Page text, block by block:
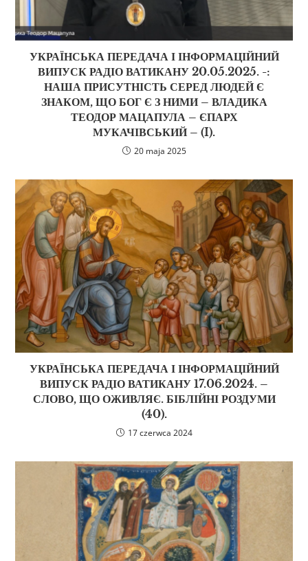
УКРАЇНСЬКА ПЕРЕДАЧА І ІНФОРМАЦІЙНИЙ
ВИПУСК РАДІО ВАТИКАНУ 20.05.2025. -:
НАША ПРИСУТНІСТЬ СЕРЕД ЛЮДЕЙ Є
ЗНАКОМ, ЩО БОГ Є З НИМИ – ВЛАДИКА
ТЕОДОР МАЦАПУЛА – ЄПАРХ
МУКАЧІВСЬКИЙ – (I).
20 maja 2025
УКРАЇНСЬКА ПЕРЕДАЧА І ІНФОРМАЦІЙНИЙ
ВИПУСК РАДІО ВАТИКАНУ 17.06.2024. –
СЛОВО, ЩО ОЖИВЛЯЄ. БІБЛІЙНІ РОЗДУМИ
(40).
17 czerwca 2024